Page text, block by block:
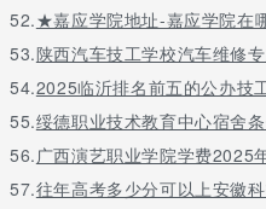
52.★嘉应学院地址-嘉应学院在
53.陕西汽车技工学校汽车维修
54.2025临沂排名前五的公办技
55.绥德职业技术教育中心宿舍
56.广西演艺职业学院学费2025
57.往年高考多少分可以上安徽